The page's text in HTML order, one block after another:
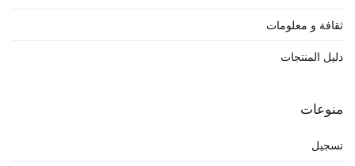
ثقافة و معلومات
دليل المنتجات
منوعات
تسجيل